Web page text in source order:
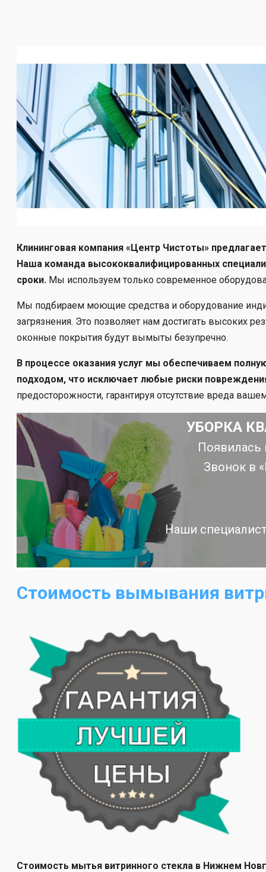
Клининговая компания «Центр Чистоты»
Наша команда высококвалифицированных
сроки. Мы используем только современное
Мы подбираем моющие средства и оборудование
загрязнения. Это позволяет нам достигать высоких
оконные покрытия будут вымыты безупречно.
В процессе оказания услуг мы обеспечиваем
подходом, что исключает любые риски
предосторожности, гарантируя отсутствие вреда
УБОРКА
Появилась
Звонок в
Наши
Стоимость вымывания
Стоимость мытья витринного стекла в Нижнем